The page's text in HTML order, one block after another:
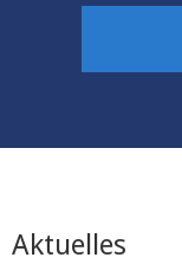
Aktuelles